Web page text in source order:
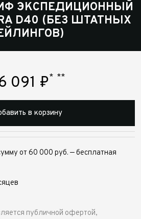
ЭКСПЕДИЦИОННЫЙ
D40 (БЕЗ ШТАТНЫХ
091 ₽* **
в корзину
от 60 000 руб. — бесплатная
публичной офертой,